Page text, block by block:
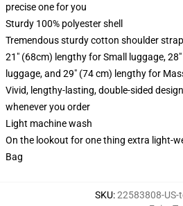
precise one for you
Sturdy 100% polyester shell
Tremendous sturdy cotton shoulder
21" (68cm) lengthy for Small luggage,
luggage, and 29" (74 cm) lengthy for
Vivid, lengthy-lasting, double-sided
whenever you order
Light machine wash
On the lookout for one thing extra light-
Bag
SKU:22583808-US-